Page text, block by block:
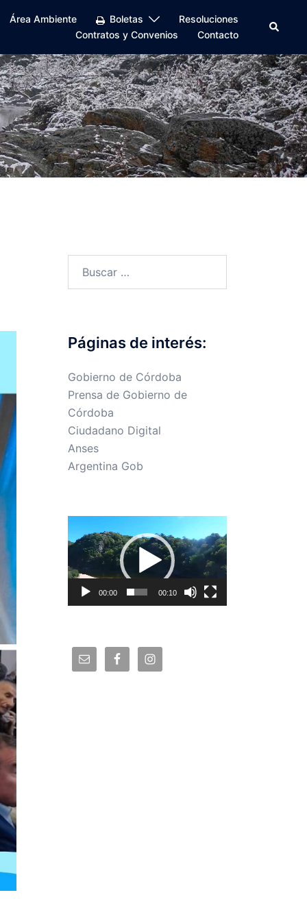
Área Ambiente Boletas
Resoluciones
Contratos y Convenios
Contacto
Buscar
Páginas de interés:
Gobierno de Córdoba
Prensa de Gobierno de
Córdoba
Ciudadano Digital
Anses
Argentina Gob
de
vídeo
00:00 00:10